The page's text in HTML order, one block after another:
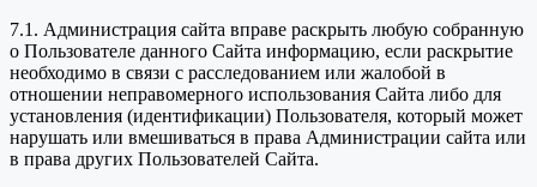
7.1. Администрация сайта вправе раскрыть любую собранную
о Пользователе данного Сайта информацию, если раскрытие
необходимо в связи с расследованием или жалобой в
отношении неправомерного использования Сайта либо для
установления (идентификации) Пользователя, который может
нарушать или вмешиваться в права Администрации сайта или
в права других Пользователей Сайта.